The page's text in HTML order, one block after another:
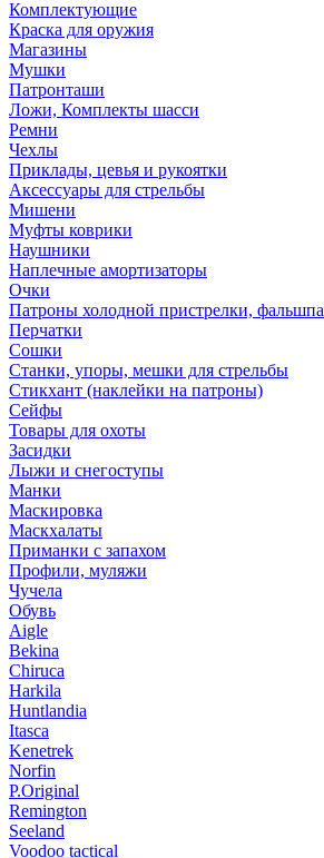
Комплектующие
Краска для оружия
Магазины
Мушки
Патронташи
Ложи, Комплекты шасси
Ремни
Чехлы
Приклады, цевья и рукоятки
Аксессуары для стрельбы
Мишени
Муфты коврики
Наушники
Наплечные амортизаторы
Очки
Патроны холодной пристрелки,
Перчатки
Сошки
Станки, упоры, мешки для стрельбы
Стикхант (наклейки на патроны)
Сейфы
Товары для охоты
Засидки
Лыжи и снегоступы
Манки
Маскировка
Маскхалаты
Приманки с запахом
Профили, муляжи
Чучела
Обувь
Aigle
Bekina
Chiruсa
Harkila
Huntlandia
Itasca
Kenetrek
Norfin
P.Original
Remington
Seeland
Voodoo tactical